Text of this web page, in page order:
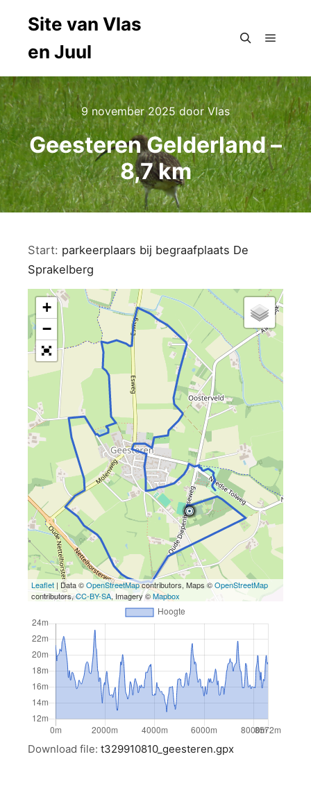
Site van Vlas
en Juul
9 november 2025doorVlas
Geesteren Gelderland –
8,7 km
Start: parkeerplaars bij begraafplaats De
Sprakelberg
+
−
Leaflet | Data ©OpenStreetMapcontributors, Maps ©OpenStreetMap
contributors,CC-BY-SA, Imagery ©Mapbox
Download file: t329910810_geesteren.gpx